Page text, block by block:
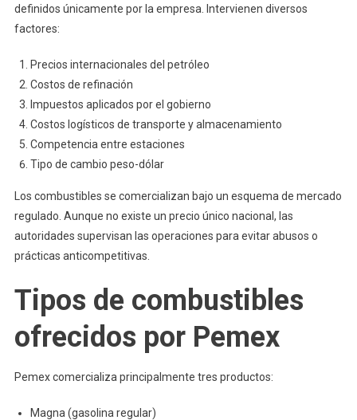
definidos únicamente por la empresa. Intervienen diversos
factores:
Precios internacionales del petróleo
Costos de refinación
Impuestos aplicados por el gobierno
Costos logísticos de transporte y almacenamiento
Competencia entre estaciones
Tipo de cambio peso-dólar
Los combustibles se comercializan bajo un esquema de mercado
regulado. Aunque no existe un precio único nacional, las
autoridades supervisan las operaciones para evitar abusos o
prácticas anticompetitivas.
Tipos de combustibles
ofrecidos por Pemex
Pemex comercializa principalmente tres productos:
Magna (gasolina regular)